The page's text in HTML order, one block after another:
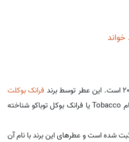
فرانک بوکلت
وارد بازار عطر و ادکلن شد. با نام Tobacco یا فرانک بوکل توباکو شناخته
شده است و عطرهای این برند با نام آن